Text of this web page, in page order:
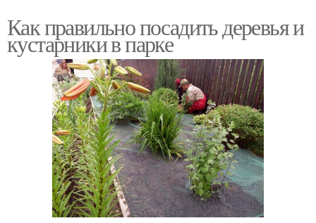
Как правильно посадить деревья и
кустарники в парке